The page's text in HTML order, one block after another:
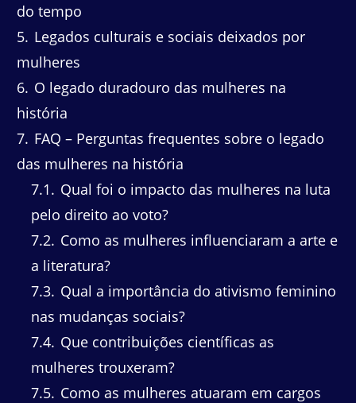
do tempo
5 Legados culturais e sociais deixados por
mulheres
6 O legado duradouro das mulheres na
história
7 FAQ – Perguntas frequentes sobre o legado
das mulheres na história
7.1
Qual foi o impacto das mulheres na luta
pelo direito ao voto?
7.2 Como as mulheres influenciaram a arte e
a literatura?
7.3 Qual a importância do ativismo feminino
nas mudanças sociais?
7.4 Que contribuições científicas as
mulheres trouxeram?
7.5 Como as mulheres atuaram em cargos